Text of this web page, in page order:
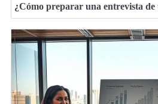
¿Cómo preparar una entrevista